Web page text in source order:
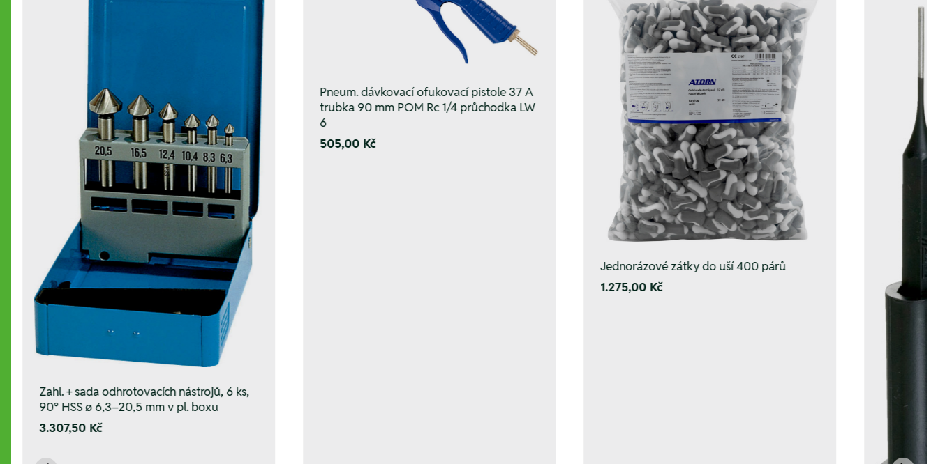
Zahl. + sada odhrotovacích nástrojů, 6 ks,
90° HSS ø 6,3–20,5 mm v pl. boxu
3.307,50 Kč
Pneum. dávkovací ofukovací pistole 37 A
trubka 90 mm POM Rc 1/4 průchodka LW
6
505,00 Kč
Jednorázové zátky do uší 400 párů
1.275,00 Kč